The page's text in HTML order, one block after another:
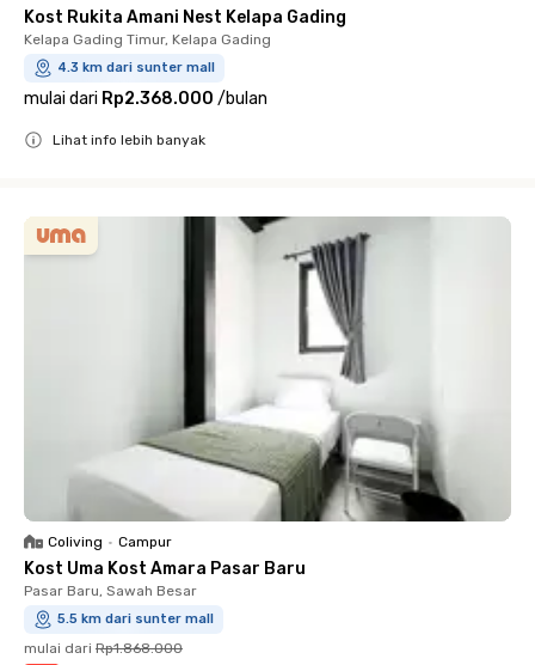
Kost Rukita Amani Nest Kelapa Gading
Kelapa Gading Timur, Kelapa Gading
4.3 km dari sunter mall
mulai dari Rp2.368.000 /bulan
Lihat info lebih banyak
Coliving • Campur
Kost Uma Kost Amara Pasar Baru
Pasar Baru, Sawah Besar
5.5 km dari sunter mall
mulai dari Rp1.868.000